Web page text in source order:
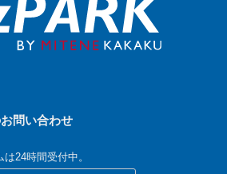
問い合わせ
24時間受付中。